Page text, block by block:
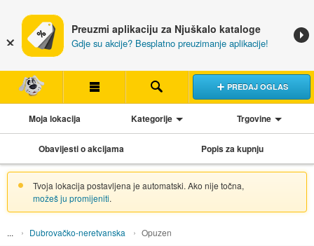
Preuzmi aplikaciju za Njuškalo kataloge
Gdje su akcije? Besplatno preuzimanje aplikacije!
PREDAJ OGLAS
Moja lokacija Kategorije Trgovine
Obavijesti o akcijama Popis za kupnju
Tvoja lokacija postavljena je automatski. Ako nije točna,
možeš ju promijeniti.
Dubrovačko-neretvanska Opuzen